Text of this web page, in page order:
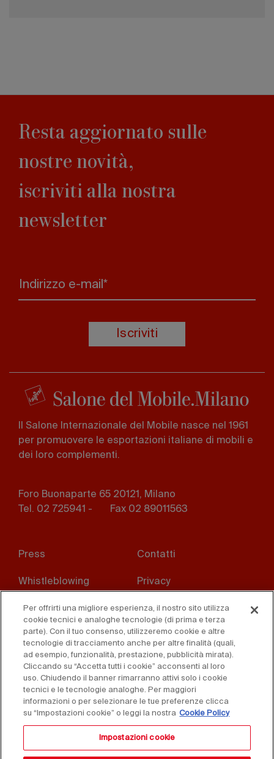
Resta aggiornato sulle
nostre novità,
iscriviti alla nostra
newsletter
Indirizzo e-mail*
Iscriviti
Il Salone Internazionale del Mobile nasce nel 1961
per promuovere le esportazioni italiane di mobili e
dei loro complementi.
Foro Buonaparte 65 20121, Milano
Tel. 02 725941 -
Fax 02 89011563
menu
Press Contatti
Whistleblowing Privacy
Disclaimer D. Lgs. 231/01
Cookies Condizioni di vendita
Dichiarazione di
accessibilità
Per offrirti una migliore esperienza, il nostro sito utilizza
cookie tecnici e analoghe tecnologie (di prima e terza
parte). Con il tuo consenso, utilizzeremo cookie e altre
tecnologie di tracciamento anche per altre finalità (quali,
ad esempio, funzionalità, prestazione, pubblicità mirata).
Cliccando su “Accetta tutti i cookie” acconsenti al loro
uso. Chiudendo il banner rimarranno attivi solo i cookie
tecnici e le tecnologie analoghe. Per maggiori
informazioni o per selezionare le tue preferenze clicca
su “Impostazioni cookie” o leggi la nostra Cookie Policy
Impostazioni cookie